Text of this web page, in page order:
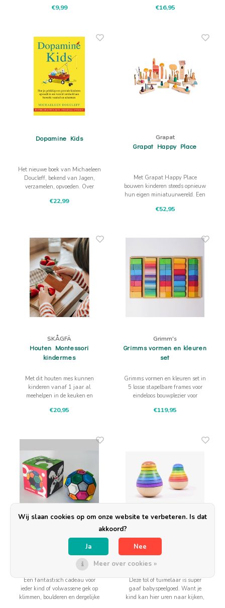
nadoen of een mini-picknick in
€9,99
en ga aan de slag!
€16,95
Dopamine Kids
Het nieuwe boek van Michaeleen
Doucleff, bekend van Jagen,
verzamelen, opvoeden. Over
en het terugbrengen van rust,
€22,99
Grapat
Grapat Happy Place
Met Grapat Happy Place
bouwen kinderen steeds opnieuw
hun eigen miniatuurwereld. Een
houten onderdelen die uitnodigt
€52,95
SKÅGFÄ
Houten Montessori
kindermes
Met dit houten mes kunnen
kinderen vanaf 1 jaar al
meehelpen in de keuken en
onmisbaar kindergereedschap
€20,95
Grimm's
Grimms vormen en kleuren
set
Grimms vormen en kleuren set in
5 losse stapelbare frames voor
eindeloos bouwplezier voor
€119,95
Boulderball
Een fantastisch cadeau voor
ieder kind of volwassene gek op
klimmen, boulderen en dergelijke
Mader houten tollen
Mader Tuimelaar peer
voor baby
Deze tol of tuimelaar is super
gaaf babyspeelgoed. Want je
kind kan hier uren naar kijken,
Wij slaan cookies op om onze website te verbeteren. Is dat
akkoord?
Ja
Nee
Meer over cookies »